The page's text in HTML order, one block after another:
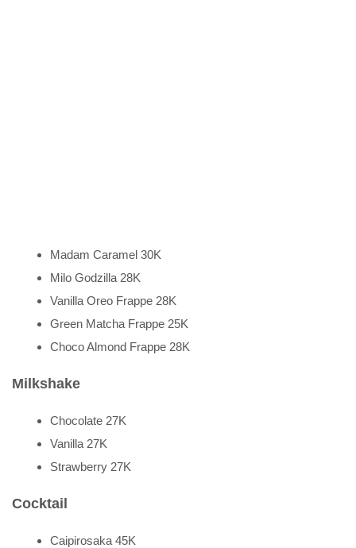
Madam Caramel 30K
Milo Godzilla 28K
Vanilla Oreo Frappe 28K
Green Matcha Frappe 25K
Choco Almond Frappe 28K
Milkshake
Chocolate 27K
Vanilla 27K
Strawberry 27K
Cocktail
Caipirosaka 45K